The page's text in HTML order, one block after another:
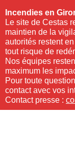
Incendies en
Le site de Cestas
maintien de la
autorités restent
tout risque de
Nos équipes
maximum les
Pour toute
contact avec vos
Contact presse :